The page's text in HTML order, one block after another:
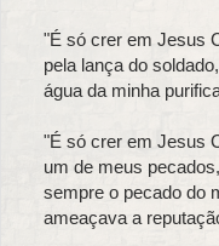
"É só crer em Jesus
pela lança do
água da minha
"É só crer em Jesus
um de meus
sempre o pecado do
ameaçava a